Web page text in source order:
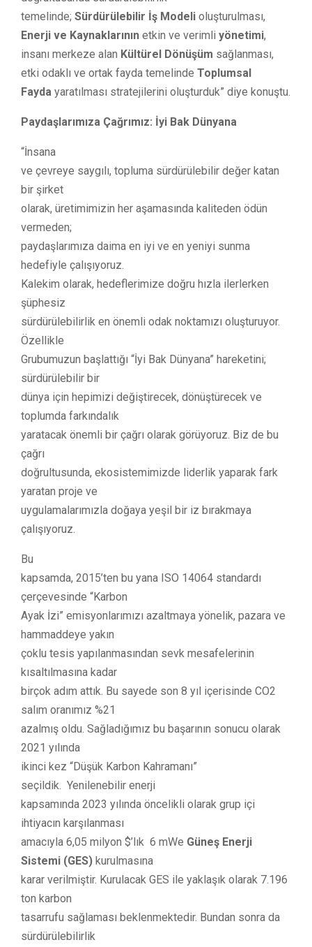
temelinde; Sürdürülebilir İş Modeli oluşturulması,
Enerji ve Kaynaklarının etkin ve verimli yönetimi,
insanı merkeze alan Kültürel Dönüşüm sağlanması,
etki odaklı ve ortak fayda temelinde Toplumsal
Fayda yaratılması stratejilerini oluşturduk” diye konuştu.
Paydaşlarımıza Çağrımız: İyi Bak Dünyana
“İnsana
ve çevreye saygılı, topluma sürdürülebilir değer katan
bir şirket
olarak, üretimimizin her aşamasında kaliteden ödün
vermeden;
paydaşlarımıza daima en iyi ve en yeniyi sunma
hedefiyle çalışıyoruz.
Kalekim olarak, hedeflerimize doğru hızla ilerlerken
şüphesiz
sürdürülebilirlik en önemli odak noktamızı oluşturuyor.
Özellikle
Grubumuzun başlattığı “İyi Bak Dünyana” hareketini;
sürdürülebilir bir
dünya için hepimizi değiştirecek, dönüştürecek ve
toplumda farkındalık
yaratacak önemli bir çağrı olarak görüyoruz. Biz de bu
çağrı
doğrultusunda, ekosistemimizde liderlik yaparak fark
yaratan proje ve
uygulamalarımızla doğaya yeşil bir iz bırakmaya
çalışıyoruz.
Bu
kapsamda, 2015’ten bu yana ISO 14064 standardı
çerçevesinde “Karbon
Ayak İzi” emisyonlarımızı azaltmaya yönelik, pazara ve
hammaddeye yakın
çoklu tesis yapılanmasından sevk mesafelerinin
kısaltılmasına kadar
birçok adım attık. Bu sayede son 8 yıl içerisinde CO2
salım oranımız %21
azalmış oldu. Sağladığımız bu başarının sonucu olarak
2021 yılında
ikinci kez “Düşük Karbon Kahramanı”
seçildik. Yenilenebilir enerji
kapsamında 2023 yılında öncelikli olarak grup içi
ihtiyacın karşılanması
amacıyla 6,05 milyon $’lık 6 mWe Güneş Enerji
Sistemi (GES) kurulmasına
karar verilmiştir. Kurulacak GES ile yaklaşık olarak 7.196
ton karbon
tasarrufu sağlaması beklenmektedir. Bundan sonra da
sürdürülebilirlik